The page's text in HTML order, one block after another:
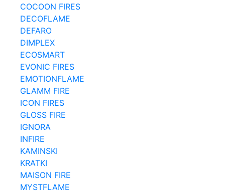
COCOON FIRES
DECOFLAME
DEFARO
DIMPLEX
ECOSMART
EVONIC FIRES
EMOTIONFLAME
GLAMM FIRE
ICON FIRES
GLOSS FIRE
IGNORA
INFIRE
KAMINSKI
KRATKI
MAISON FIRE
MYSTFLAME